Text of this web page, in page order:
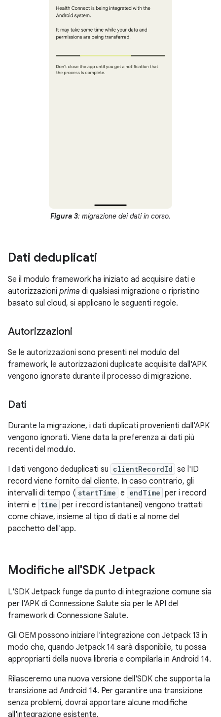
Figura 3: migrazione dei dati in corso.
Dati deduplicati
Se il modulo framework ha iniziato ad acquisire dati e
autorizzazioni prima di qualsiasi migrazione o ripristino
basato sul cloud, si applicano le seguenti regole.
Autorizzazioni
Se le autorizzazioni sono presenti nel modulo del
framework, le autorizzazioni duplicate acquisite dall'APK
vengono ignorate durante il processo di migrazione.
Dati
Durante la migrazione, i dati duplicati provenienti dall'APK
vengono ignorati. Viene data la preferenza ai dati più
recenti del modulo.
I dati vengono deduplicati su clientRecordId se l'ID
record viene fornito dal cliente. In caso contrario, gli
intervalli di tempo ( startTime e endTime per i record
interni e time per i record istantanei) vengono trattati
come chiave, insieme al tipo di dati e al nome del
pacchetto dell'app.
Modifiche all'SDK Jetpack
L'SDK Jetpack funge da punto di integrazione comune sia
per l'APK di Connessione Salute sia per le API del
framework di Connessione Salute.
Gli OEM possono iniziare l'integrazione con Jetpack 13 in
modo che, quando Jetpack 14 sarà disponibile, tu possa
appropriarti della nuova libreria e compilarla in Android 14.
Rilasceremo una nuova versione dell'SDK che supporta la
transizione ad Android 14. Per garantire una transizione
senza problemi, dovrai apportare alcune modifiche
all'integrazione esistente.